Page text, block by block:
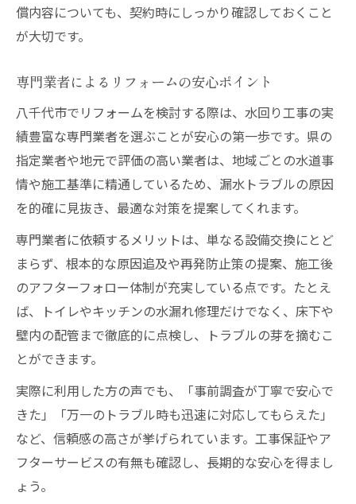
償内容についても、契約時にしっかり確認しておくこと
が大切です。
専門業者によるリフォームの安心ポイント
八千代市でリフォームを検討する際は、水回り工事の実
績豊富な専門業者を選ぶことが安心の第一歩です。県の
指定業者や地元で評価の高い業者は、地域ごとの水道事
情や施工基準に精通しているため、漏水トラブルの原因
を的確に見抜き、最適な対策を提案してくれます。
専門業者に依頼するメリットは、単なる設備交換にとど
まらず、根本的な原因追及や再発防止策の提案、施工後
のアフターフォロー体制が充実している点です。たとえ
ば、トイレやキッチンの水漏れ修理だけでなく、床下や
壁内の配管まで徹底的に点検し、トラブルの芽を摘むこ
とができます。
実際に利用した方の声でも、「事前調査が丁寧で安心で
きた」「万一のトラブル時も迅速に対応してもらえた」
など、信頼感の高さが挙げられています。工事保証やア
フターサービスの有無も確認し、長期的な安心を得まし
ょう。